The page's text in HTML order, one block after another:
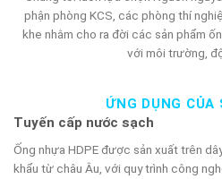
phận phòng KCS, các phòng thí
khe nhằm cho ra đời các sản phẩm
với môi trường,
ỨNG DỤNG CỦA
Tuyến cấp nước sạch
Ống nhựa HDPE được sản xuất trên
khẩu từ châu Âu, với quy trình công